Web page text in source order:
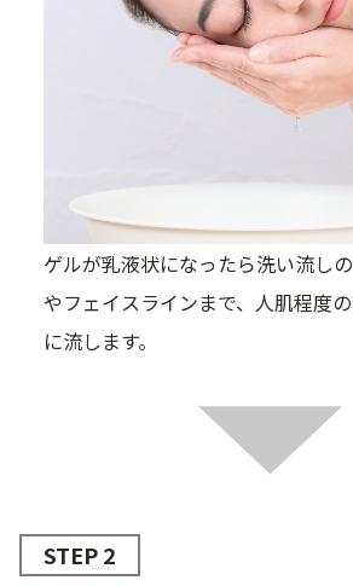
ゲルが乳液状になったら洗い流し
やフェイスラインまで、人肌程度
に流します。
STEP 2